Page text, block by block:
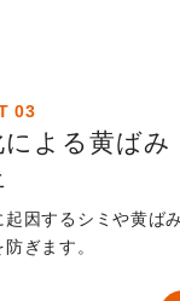
03
による黄ばみ
起因するシミや黄ば
ぎます。